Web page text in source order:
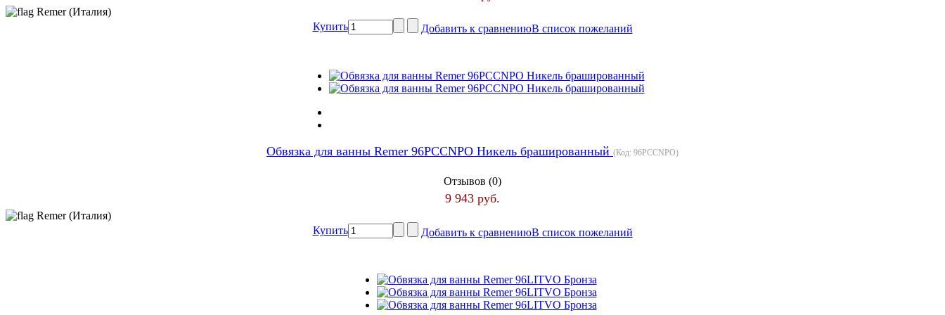
Remer (Италия)
Купить
Добавить к сравнениюВ список пожеланий
Обвязка для ванны Remer 96PCCNPO Никель брашированный (Код: 96PCCNPO)
Отзывов (0)
9 943 руб.
Remer (Италия)
Купить
Добавить к сравнениюВ список пожеланий